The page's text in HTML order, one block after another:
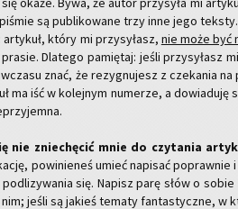
są pu­bli­ko­wa­ne trzy inne jego tek­sty.
ar­ty­kuł, który mi przy­sy­łasz, nie może być
Dla­te­go pa­mię­taj: jeśli przy­sy­łasz
znać, że re­zy­gnu­jesz z cze­ka­nia
ma iść w ko­lej­nym nu­me­rze, a
nie znie­chę­cić mnie do czy­ta­nia
po­wi­nie­neś umieć na­pi­sać
się. Na­pisz parę słów o
jeśli są ja­kieś te­ma­ty fan­ta­stycz­ne, w